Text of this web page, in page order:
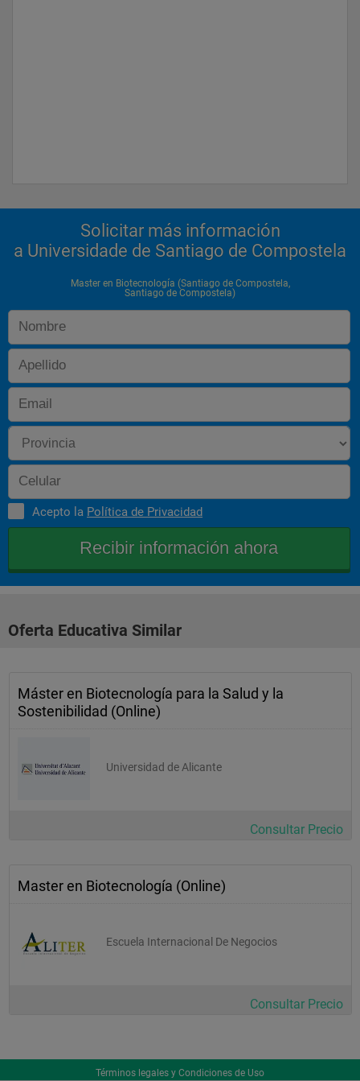
Solicitar más información
a Universidade de Santiago de Compostela
Master en Biotecnología (Santiago de Compostela,
Santiago de Compostela)
Acepto la Política de Privacidad
Oferta Educativa Similar
Máster en Biotecnología para la Salud y la
Sostenibilidad (Online)
Universidad de Alicante
Consultar Precio
Master en Biotecnología (Online)
Escuela Internacional De Negocios
Consultar Precio
Términos legales y Condiciones de Uso